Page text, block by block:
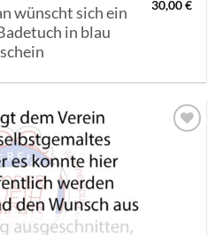
wünscht sich ein
in blau
30,00€